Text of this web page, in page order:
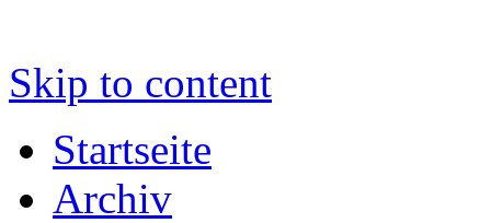
Skip to content
Startseite
Archiv